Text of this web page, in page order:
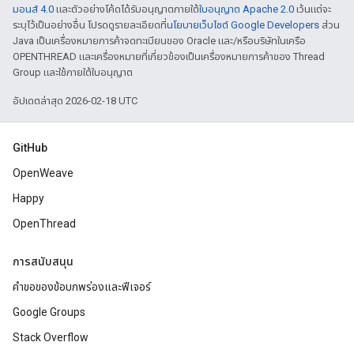
มอนส์ 4.0 และตัวอย่างโค้ดได้รับอนุญาตภายใต้ใบอนุญาต Apache 2.0 เว้นแต่จะ
ระบุไว้เป็นอย่างอื่น โปรดดูรายละเอียดที่นโยบายเว็บไซต์ Google Developers ส่วน
Java เป็นเครื่องหมายการค้าจดทะเบียนของ Oracle และ/หรือบริษัทในเครือ
OPENTHREAD และเครื่องหมายที่เกี่ยวข้องเป็นเครื่องหมายการค้าของ Thread
Group และใช้ภายใต้ใบอนุญาต
อัปเดตล่าสุด 2026-02-18 UTC
GitHub
OpenWeave
Happy
OpenThread
การสนับสนุน
คำขอของข้อบกพร่องและฟีเจอร์
Google Groups
Stack Overflow